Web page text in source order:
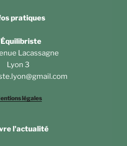
pratiques
Lacassagne
Lyon 3
légales
l'actualité